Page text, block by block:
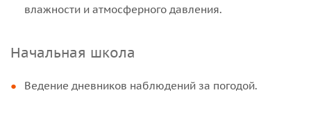
влажности и атмосферного давления.
Начальная школа
Ведение дневников наблюдений за погодой.